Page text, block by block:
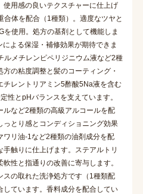
用感の良いテクスチャーに仕上げ
合体を配合（1種類）。適度なツヤと
を使用。処方の基剤として機能しま
よる保湿・補修効果が期待できま
ルメチレンピペリジニウム液など2種
の粘度調整と髪のコーティング・
チレントリアミン5酢酸5Na液を含む
性とpHバランスを支えています。
ルなど2種類の高級アルコールを配
とり感とコンディショニング効果
ワリ油-1など2種類の油剤成分を配
触りに仕上げます。ステアルトリ
性と指通りの改善に寄与します。
スの取れた洗浄処方です（1種類配
ています。香料成分を配合してい